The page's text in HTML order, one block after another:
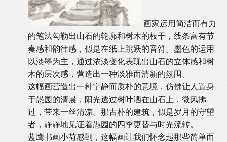
画家运用简洁而有力
的笔法勾勒出山石的轮廓和树木的枝干，线条富有节
奏感和韵律感，似是在纸上跳跃的音符。墨色的运用
以淡墨为主，通过浓淡变化表现出山石的立体感和树
木的层次感，营造出一种淡雅而清新的氛围。
这幅画营造出一种宁静而质朴的意境，仿佛让人置身
于愚园的清晨，阳光透过树叶洒在山石上，微风拂
过，带来一丝清凉。那古朴的建筑，似是岁月的守望
者，静静地见证着愚园的四季更替与时光流转。
蓝鹰书画小荷感到，这幅画让我们怀念起那些简单而